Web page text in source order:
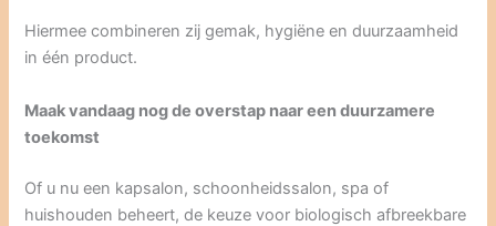
Hiermee combineren zij gemak, hygiëne en duurzaamheid
in één product.
Maak vandaag nog de overstap naar een duurzamere
toekomst
Of u nu een kapsalon, schoonheidssalon, spa of
huishouden beheert, de keuze voor biologisch afbreekbare